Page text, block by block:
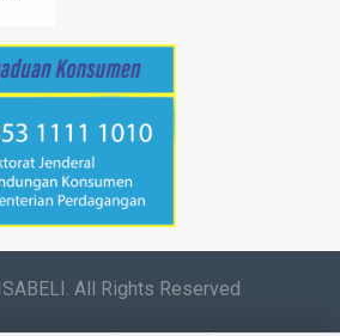
All Rights Reserved